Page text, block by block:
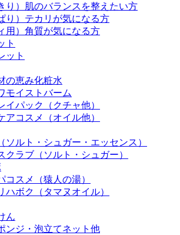
り）肌のバランスを整えたい方
り）テカリが気になる方
用）角質が気になる方
ト
ット
の恵み化粧水
モイストバーム
イパック（クチャ他）
アコスメ（オイル他）
ソルト・シュガー・エッセンス）
クラブ（ソルト・シュガー）
コスメ（猿人の湯）
ハボク（タマヌオイル）
ん
ンジ・泡立てネット他